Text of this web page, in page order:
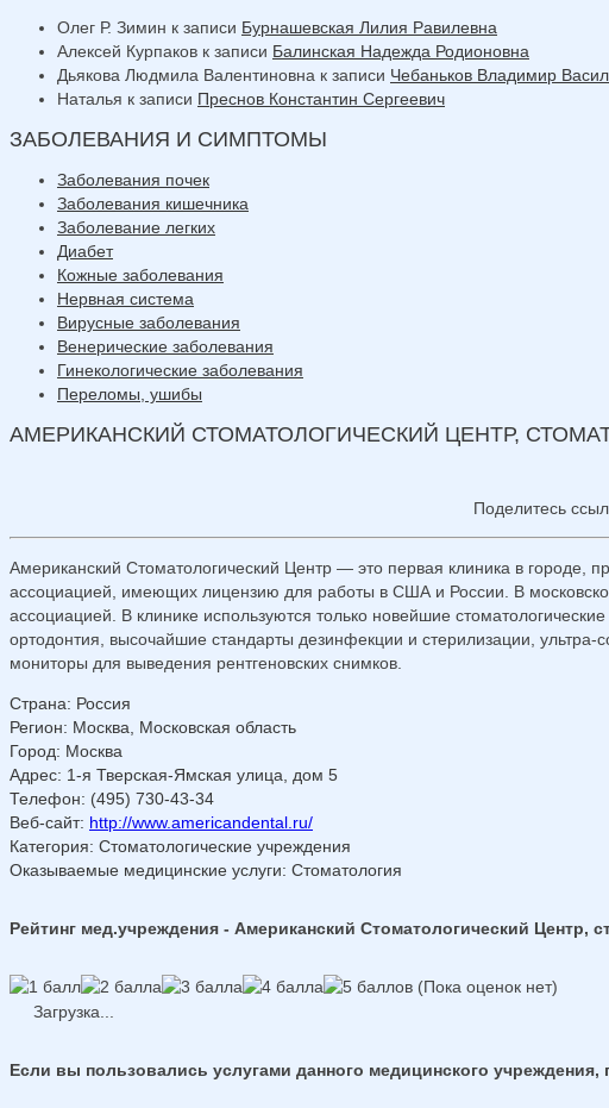
Олег Р. Зимин к записи Бурнашевская Лилия Равилевна
Алексей Курпаков к записи Балинская Надежда Родионовна
Дьякова Людмила Валентиновна к записи Чебаньков Владимир
Наталья к записи Преснов Константин Сергеевич
ЗАБОЛЕВАНИЯ И СИМПТОМЫ
Заболевания почек
Заболевания кишечника
Заболевание легких
Диабет
Кожные заболевания
Нервная система
Вирусные заболевания
Венерические заболевания
Гинекологические заболевания
Переломы, ушибы
АМЕРИКАНСКИЙ СТОМАТОЛОГИЧЕСКИЙ ЦЕНТР,
Поделитесь
Американский Стоматологический Центр — это первая клиника в городе,
ассоциацией, имеющих лицензию для работы в США и России. В
ассоциацией. В клинике используются только новейшие
ортодонтия, высочайшие стандарты дезинфекции и стерилизации, ультра-
мониторы для выведения рентгеновских снимков.
Страна: Россия
Регион: Москва, Московская область
Город: Москва
Адрес: 1-я Тверская-Ямская улица, дом 5
Телефон: (495) 730-43-34
Веб-сайт: http://www.americandental.ru/
Категория: Стоматологические учреждения
Оказываемые медицинские услуги: Стоматология
Рейтинг мед.учреждения - Американский Стоматологический Центр,
(Пока оценок нет)
Загрузка...
Если вы пользовались услугами данного медицинского